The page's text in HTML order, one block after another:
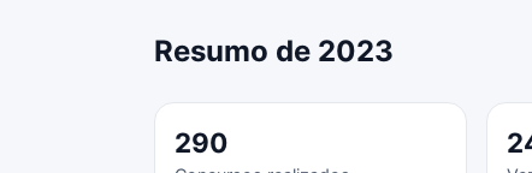
Resumo de 2023
290